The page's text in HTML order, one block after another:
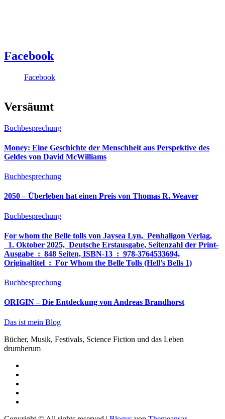
Facebook
Facebook
Versäumt
Buchbesprechung
Money: Eine Geschichte der Menschheit aus Perspektive des
Geldes von David McWilliams
Buchbesprechung
2050 – Überleben hat einen Preis von Thomas R. Weaver
Buchbesprechung
For whom the Belle tolls von Jaysea Lyn, ‎ Penhaligon Verlag,
‎ 1. Oktober 2025, ‎ Deutsche Erstausgabe, Seitenzahl der Print-
Ausgabe ‏ : ‎ 848 Seiten, ISBN-13 ‏ : ‎ 978-3764533694,
Originaltitel ‏ : ‎ For Whom the Belle Tolls (Hell’s Bells 1)
Buchbesprechung
ORIGIN – Die Entdeckung von Andreas Brandhorst
Das ist mein Blog
Bücher, Musik, Festivals, Science Fiction und das Leben
drumherum